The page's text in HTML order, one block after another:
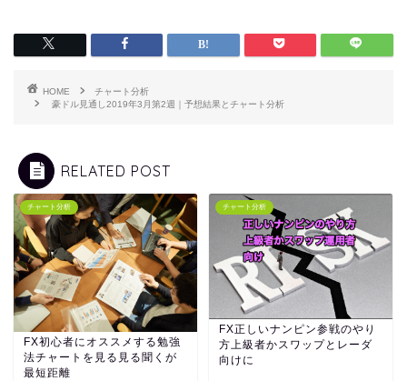
HOME
チャート分析
豪ドル見通し2019年3月第2週｜予想結果とチャート分析
RELATED POST
チャート分析
FX初心者にオススメする勉強
法チャートを見る見る聞くが
最短距離
チャート分析
FX正しいナンピン参戦のやり
方上級者かスワップとレーダ
向けに